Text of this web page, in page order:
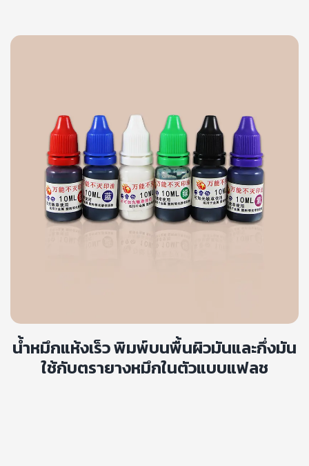
น้ำหมึกแห้งเร็ว พิมพ์บนพื้นผิวมันและกึ่งมัน
ใช้กับตรายางหมึกในตัวแบบแฟลช